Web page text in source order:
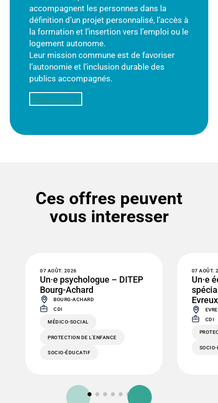
accompagnent les personnes dans la
définition d’un projet personnalisé, l’accès à
la formation et l’insertion vers l’emploi ou le
logement autonome.
Leur mission commune est de favoriser
l’autonomie et l’inclusion durable des
publics accompagnés.
En savoir plus
Ces offres peuvent
vous interesser
07 AOÛT. 2026
Un·e psychologue – DITEP
Bourg-Achard
BOURG-ACHARD
CDI
MÉDICO-SOCIAL
PROTECTION DE L’ENFANCE
SOCIO-ÉDUCATIF
07 AOÛT.
Un·e
Evreux
CDI